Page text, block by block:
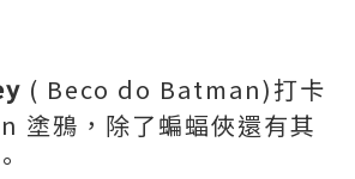
( Beco do Batman)打卡
塗鴉，除了蝙蝠俠還有其